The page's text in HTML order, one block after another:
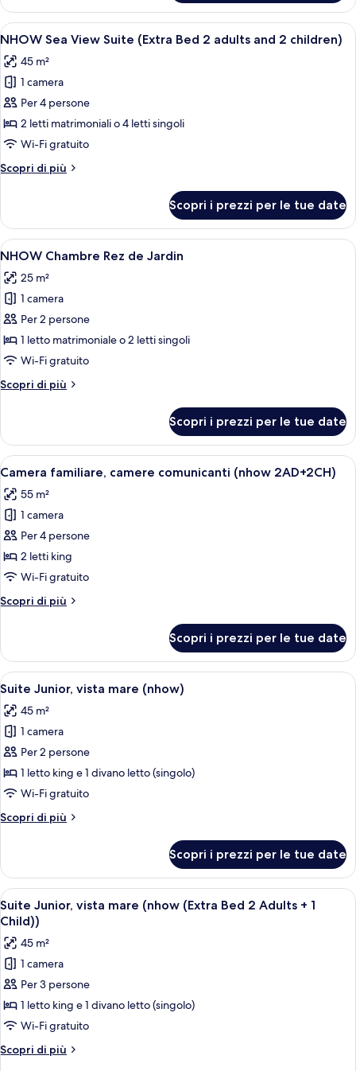
2
Children))
familiare
(nhow
(2
+
2
Apri
tutte
le
foto
per
NHOW
Sea
Suite
2
adults
and
2
children)
Camera d'albergo con un letto
6
NHOW Sea View Suite (Extra Bed 2 adults and 2 children)
45 m²
1 camera
Per 4 persone
2 letti matrimoniali o 4 letti singoli
Wi-Fi gratuito
Scopri di più
Altri
Sea
View
Suite
Bed
2
and
2
children)
Scopri i prezzi per le tue date
Apri
tutte
le
foto
per
NHOW
Chambre
de
Una camera d'albergo moderna con
6
NHOW Chambre Rez de Jardin
25 m²
1 camera
Per 2 persone
1 letto matrimoniale o 2 letti singoli
Wi-Fi gratuito
Scopri di più
Altri
Chambre
Rez
de
Scopri i prezzi per le tue date
Apri
tutte
le
foto
per
Camera
familiare,
comunicanti
Una camera d'albergo con un letto
5
Camera familiare, camere comunicanti (nhow 2AD+2CH)
55 m²
1 camera
Per 4 persone
2 letti king
Wi-Fi gratuito
Scopri di più
Altri
familiare,
camere
comunicanti
2AD+2CH)
Scopri i prezzi per le tue date
Apri
tutte
le
foto
per
Suite
Junior,
mare
Camera d'albergo con un letto
4
Suite Junior, vista mare (nhow)
45 m²
1 camera
Per 2 persone
1 letto king e 1 divano letto (singolo)
Wi-Fi gratuito
Scopri di più
Altri
Junior,
vista
mare
(nhow)
Scopri i prezzi per le tue date
Apri
tutte
le
foto
per
Suite
Junior,
vista
mare
(nhow
Camera d'albergo con un letto
4
Suite Junior, vista mare (nhow (Extra Bed 2 Adults + 1
Child))
45 m²
1 camera
Per 3 persone
1 letto king e 1 divano letto (singolo)
Wi-Fi gratuito
Scopri di più
Altri